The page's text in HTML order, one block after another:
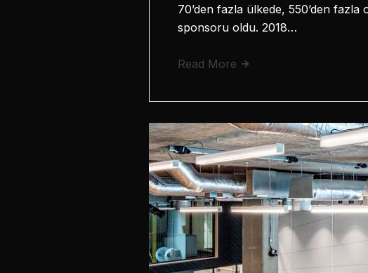
70’den fazla ülkede, 550’den
sponsoru oldu. 2018…
Read More